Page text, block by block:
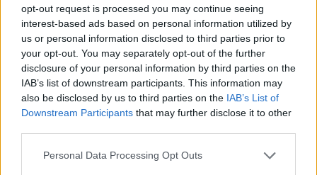
opt-out request is processed you may continue seeing
interest-based ads based on personal information utilized by
us or personal information disclosed to third parties prior to
your opt-out. You may separately opt-out of the further
disclosure of your personal information by third parties on the
IAB’s list of downstream participants. This information may
also be disclosed by us to third parties on the IAB’s List of
Downstream Participants that may further disclose it to other
Personal Data Processing Opt Outs